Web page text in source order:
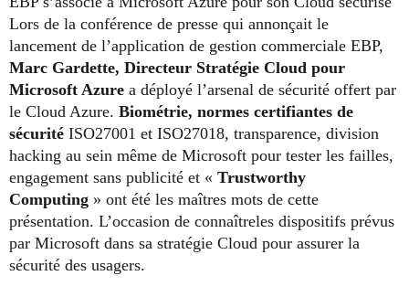
Lors de la conférence de presse qui annonçait le
lancement de l’application de gestion commerciale EBP,
Marc Gardette, Directeur Stratégie Cloud pour
Microsoft Azure a déployé l’arsenal de sécurité offert par
le Cloud Azure. Biométrie, normes certifiantes de
sécurité ISO27001 et ISO27018, transparence, division
hacking au sein même de Microsoft pour tester les failles,
engagement sans publicité et « Trustworthy
Computing » ont été les maîtres mots de cette
présentation. L’occasion de connaîtreles dispositifs prévus
par Microsoft dans sa stratégie Cloud pour assurer la
sécurité des usagers.